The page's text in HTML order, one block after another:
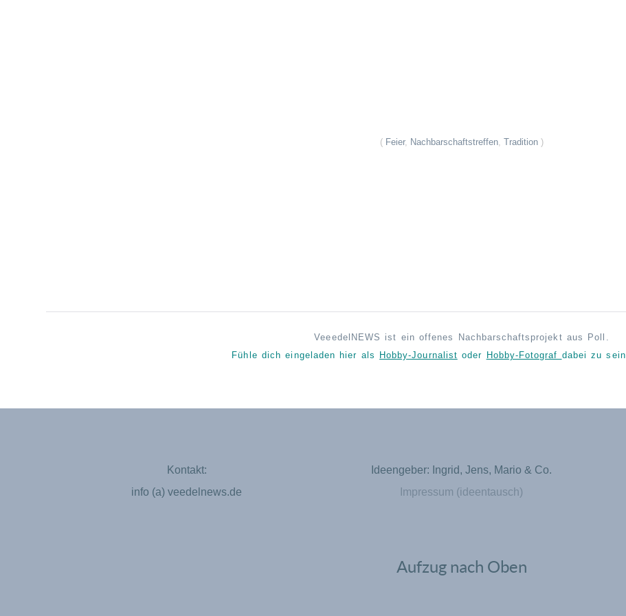
( Feier, Nachbarschaftstreffen, Tradition)
VeeedelNEWS ist ein offenes Nachbarschaftsprojekt aus Poll.
Fühle dich eingeladen hier als
Hobby-Journalist oder Hobby-Fotograf dabei zu sein.
Kontakt:
info (a) veedelnews.de
Ideengeber: Ingrid, Jens, Mario & Co.
Impressum (ideentausch)
Aufzug nach Oben